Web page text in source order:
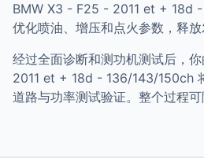
BMW X3 - F25 - 2011 et + 18d
优化喷油、增压和点火参数，释放
经过全面诊断和测功机测试后，
2011 et + 18d - 136/143/150ch
道路与功率测试验证。整个过程可